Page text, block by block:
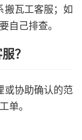
搬瓦工客服；如
自己排查。
？
或协助确认的范
单。